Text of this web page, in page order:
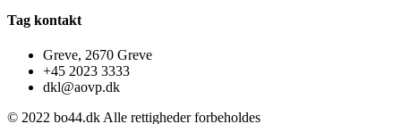
Tag kontakt
Greve, 2670 Greve
+45 2023 3333
dkl@aovp.dk
© 2022 bo44.dk Alle rettigheder forbeholdes